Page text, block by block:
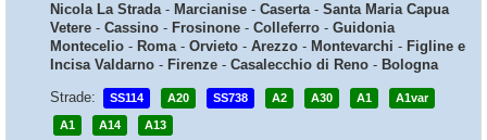
Nicola La Strada- Marcianise - Caserta- Santa Maria Capua
Vetere - Cassino - Frosinone - Colleferro - Guidonia
Montecelio - Roma- Orvieto - Arezzo - Montevarchi - Figline e
Incisa Valdarno - Firenze - Casalecchio di Reno - Bologna
Strade:
SS114 A20 SS738 A2 A30 A1 A1var
A1 A14 A13